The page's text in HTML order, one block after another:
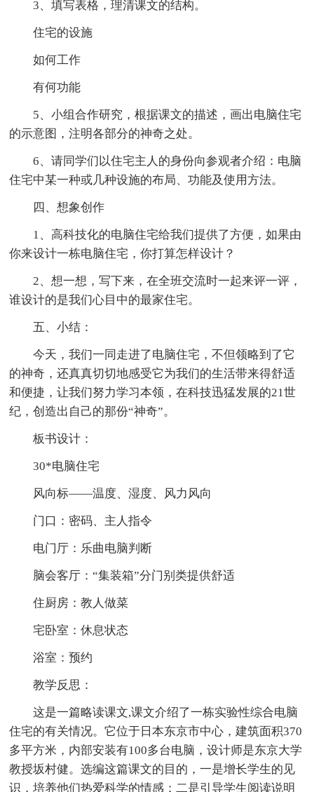
3、填写表格，理清课文的结构。
住宅的设施
如何工作
有何功能
5、小组合作研究，根据课文的描述，画出电脑住宅
的示意图，注明各部分的神奇之处。
6、请同学们以住宅主人的身份向参观者介绍：电脑
住宅中某一种或几种设施的布局、功能及使用方法。
四、想象创作
1、高科技化的电脑住宅给我们提供了方便，如果由
你来设计一栋电脑住宅，你打算怎样设计？
2、想一想，写下来，在全班交流时一起来评一评，
谁设计的是我们心目中的最家住宅。
五、小结：
今天，我们一同走进了电脑住宅，不但领略到了它
的神奇，还真真切切地感受它为我们的生活带来得舒适
和便捷，让我们努力学习本领，在科技迅猛发展的21世
纪，创造出自己的那份“神奇”。
板书设计：
30*电脑住宅
风向标——温度、湿度、风力风向
门口：密码、主人指令
电门厅：乐曲电脑判断
脑会客厅：“集装箱”分门别类提供舒适
住厨房：教人做菜
宅卧室：休息状态
浴室：预约
教学反思：
这是一篇略读课文,课文介绍了一栋实验性综合电脑
住宅的有关情况。它位于日本东京市中心，建筑面积370
多平方米，内部安装有100多台电脑，设计师是东京大学
教授坂村健。选编这篇课文的目的，一是增长学生的见
识，培养他们热爱科学的情感；二是引导学生阅读说明